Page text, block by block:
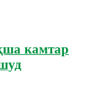
камтар